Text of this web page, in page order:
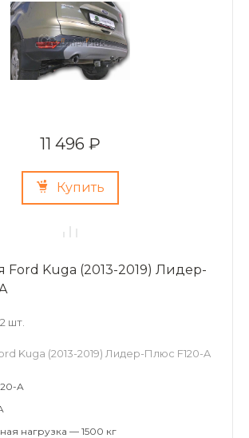
11 496 ₽
Купить
Ford Kuga (2013-2019) Лидер-
шт.
Kuga (2013-2019) Лидер-Плюс F120-A
A
нагрузка — 1500 кг